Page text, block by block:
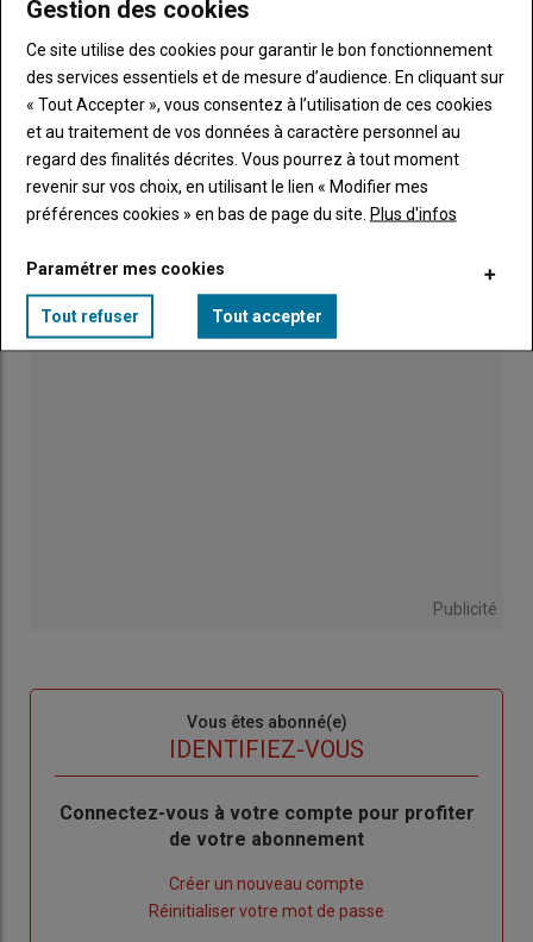
face aux difficultés »
01 août 2026
Pâturage et ACS pour protéger l'eau
01 août 2026
Publicité
Vous êtes abonné(e)
IDENTIFIEZ-VOUS
Body
Connectez-vous à votre compte pour profiter
de votre abonnement
Créer un nouveau compte
Réinitialiser votre mot de passe
Gestion des cookies
Ce site utilise des cookies pour garantir le bon fonctionnement
des services essentiels et de mesure d’audience. En cliquant sur
« Tout Accepter », vous consentez à l’utilisation de ces cookies
et au traitement de vos données à caractère personnel au
regard des finalités décrites. Vous pourrez à tout moment
revenir sur vos choix, en utilisant le lien « Modifier mes
préférences cookies » en bas de page du site. Plus d'infos
Paramétrer mes cookies
Tout refuser Tout accepter